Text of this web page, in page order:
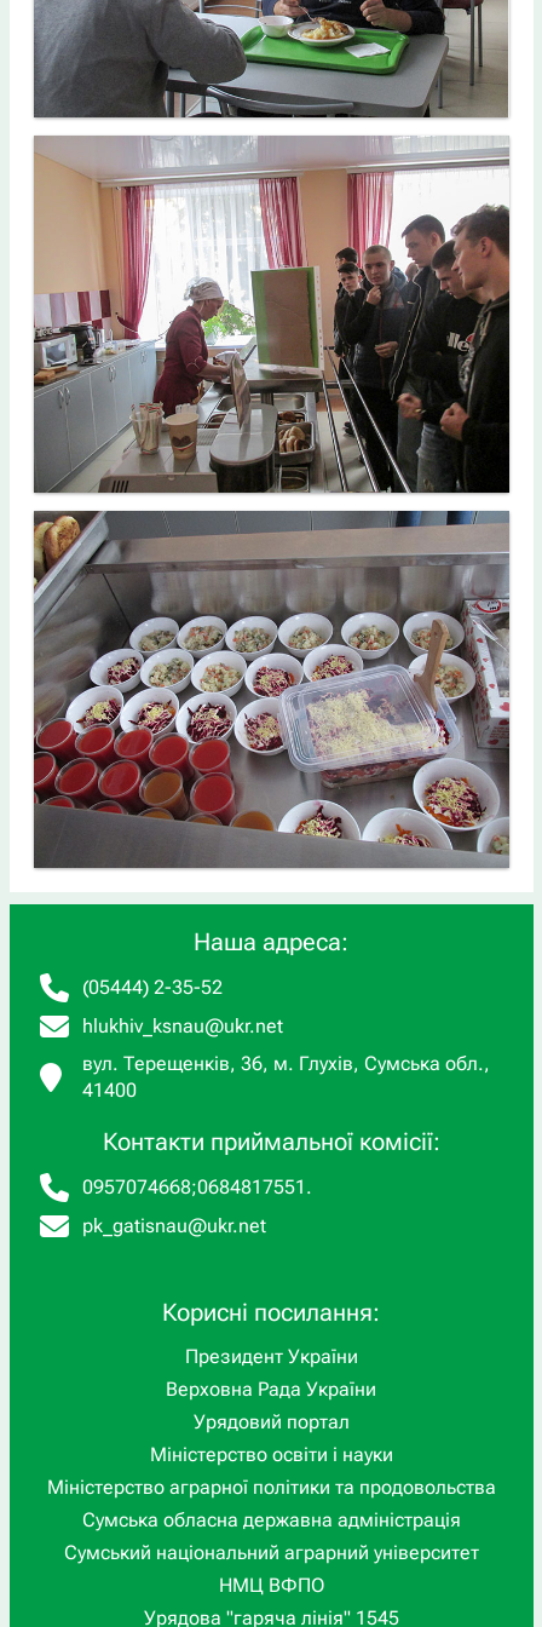
Наша адреса:
(05444) 2-35-52
hlukhiv_ksnau@ukr.net
вул. Терещенків, 36, м. Глухів, Сумська обл.,
41400
Контакти приймальної комісії:
0957074668;0684817551 .
pk_gatisnau@ukr.net
Корисні посилання:
Президент України
Верховна Рада України
Урядовий портал
Міністерство освіти і науки
Міністерство аграрної політики та продовольства
Сумська обласна державна адміністрація
Сумський національний аграрний університет
НМЦ ВФПО
Урядова "гаряча лінія" 1545